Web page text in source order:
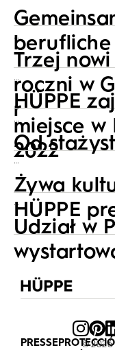
berufliche
Trzej
roczni w
r
…
HÜPPE
miejsce w
2022
…
Od
…
Żywa
HÜPPE
…
Udział w
…
PRESSE
© 2026